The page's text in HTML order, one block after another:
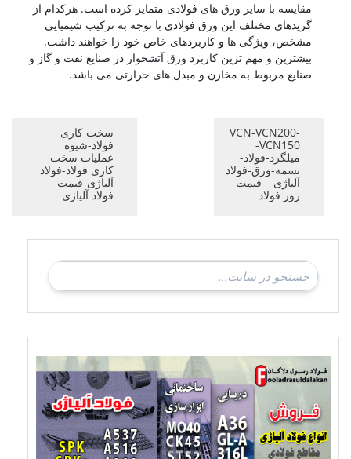
مقایسه با سایر ورق های فولادی متمایز کرده است. هرکدام از
گریدهای مختلف این ورق فولادی با توجه به ترکیب شیمیایی
مشخص، ویژگی ها و کاربردهای خاص خود را خواهند داشت.
بیشترین و مهم ترین کاربرد ورق آتشخوار در صنایع نفت و گاز و
صنایع مربوط به مخازن و مبدل های حرارتی می باشد.
سخت کاری
فولاد-شیوه
عملیات سخت
کاری فولاد-فولاد
آلیاژی-قیمت
فولاد آلیاژی
VCN-VCN200-
VCN150-
میلگرد-فولاد-
تسمه-ورق-فولاد
آلیاژی – قیمت
روز فولاد